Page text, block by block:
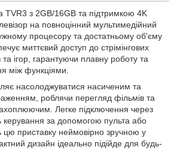
TVR3 з 2GB/16GB та підтримкою 4K
на повноцінний мультимедійний
процесору та достатньому об'єму
миттєвий доступ до стрімінгових
ігор, гарантуючи плавну роботу та
між функціями.
насолоджуватися насиченим та
роблячи перегляд фільмів та
Легке підключення через
керування за допомогою пульта або
приставку неймовірно зручною у
дизайн ідеально підійде для будь-